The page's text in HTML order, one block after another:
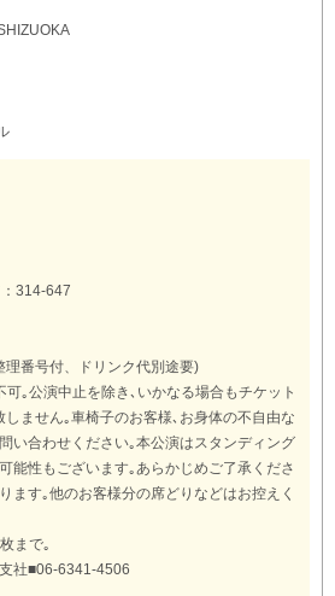
314-647
番号付、ドリンク代別途要)
｡公演中止を除き､いかなる場合もチケット
ません｡車椅子のお客様､お身体の不自由な
い合わせください｡本公演はスタンディング
能性もございます｡あらかじめご了承くださ
ます｡他のお客様分の席どりなどはお控えく
まで｡
社■06-6341-4506